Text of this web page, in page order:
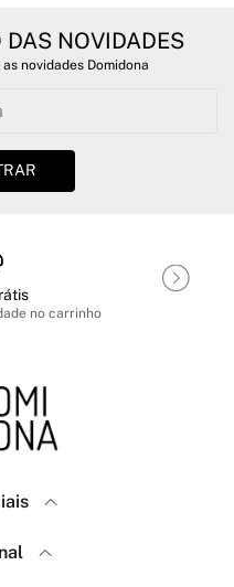
DAS NOVIDADES
novidades Domidona
no carrinho